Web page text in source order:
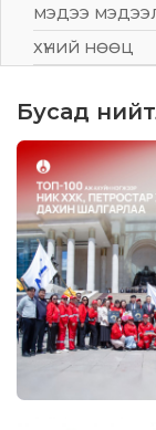
МЭДЭЭ
ХҮНИЙ НӨӨЦ
Бусад